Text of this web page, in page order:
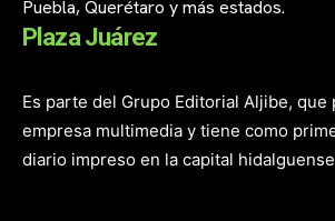
Puebla, Querétaro y más estados.
Plaza Juárez
Es parte del Grupo Editorial Aljibe,
empresa multimedia y tiene como
diario impreso en la capital